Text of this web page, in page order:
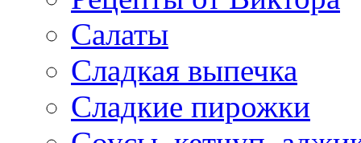
Салаты
Сладкая выпечка
Сладкие пирожки